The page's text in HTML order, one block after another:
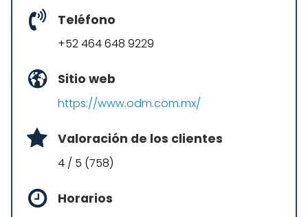
Teléfono
+52 464 648 9229
Sitio web
https://www.odm.com.mx/
Valoración de los clientes
4 / 5 (758)
Horarios